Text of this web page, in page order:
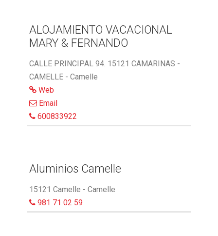
ALOJAMIENTO VACACIONAL
MARY & FERNANDO
CALLE PRINCIPAL 94. 15121 CAMARINAS -
CAMELLE - Camelle
Web
Email
600833922
Aluminios Camelle
15121 Camelle - Camelle
981 71 02 59